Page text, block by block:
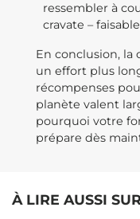
ressembler à
cravate –
En conclusion,
un effort plus
récompenses
planète valent
pourquoi votre
prépare dès
À LIRE AUSSI